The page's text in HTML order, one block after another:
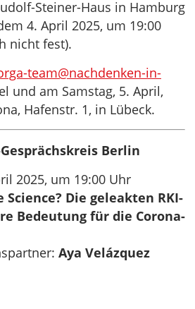
Steiner-Haus in Hamburg
4. April 2025, um 19:00
nicht fest).
team@nachdenken-in-
und am Samstag, 5. April,
Hafenstr. 1, in Lübeck.
Berlin
2025, um 19:00 Uhr
Science? Die geleakten RKI-
Bedeutung für die Corona-
Aya Velázquez